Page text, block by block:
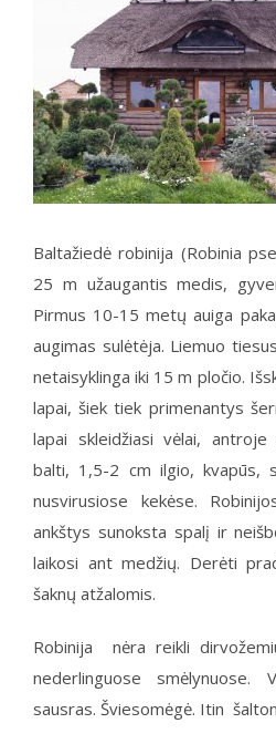
Baltažiedė robinija (Robinia
25 m užaugantis medis,
Pirmus 10-15 metų auiga
augimas sulėtėja. Liemuo
netaisyklinga iki 15 m pločio.
lapai, šiek tiek primenantys
lapai skleidžiasi vėlai,
balti, 1,5-2 cm ilgio, kvapūs,
nusvirusiose kekėse.
ankštys sunoksta spalį ir
laikosi ant medžių. Derėti
šaknų atžalomis.
Robinija nėra reikli
nederlinguose smėlynuose.
sausras. Šviesomėgė. Itin